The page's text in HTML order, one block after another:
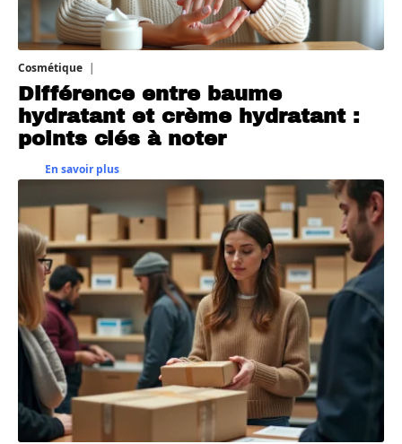
Cosmétique
Différence entre baume
hydratant et crème hydratant :
points clés à noter
En savoir plus